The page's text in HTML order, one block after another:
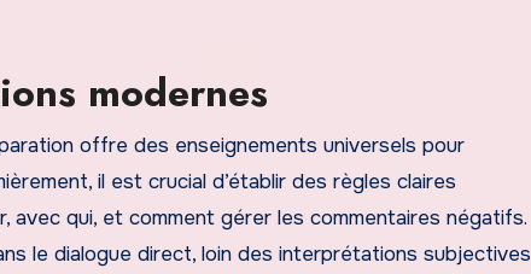
modernes
offre des enseignements universels pour
il est crucial d’établir des règles claires
qui, et comment gérer les commentaires négatifs.
le dialogue direct, loin des interprétations subjectives